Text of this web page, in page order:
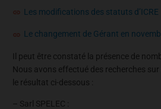
Les modifications des statuts d’ICRE
Le changement de Gérant en
Il peut être constaté la présence de
Nous avons effectué des recherches
le résultat ci-dessous :
– Sarl SPELEC :